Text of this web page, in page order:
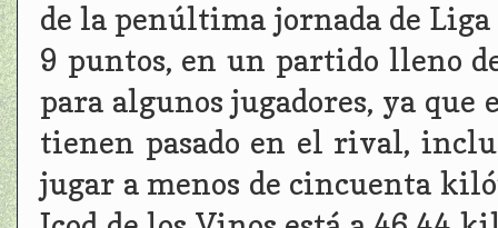
de la penúltima jornada de Liga
9 puntos, en un partido lleno
para algunos jugadores, ya
tienen pasado en el rival,
jugar a menos de cincuenta